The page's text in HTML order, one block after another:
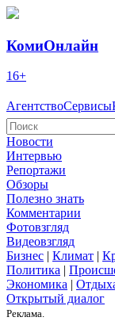
КомиОнлайн
16+
АгентствоСервисы
Новости
Интервью
Репортажи
Обзоры
Полезно знать
Комментарии
Фотовзгляд
Видеовзгляд
Бизнес | Климат |
Политика |
Экономика |
Открытый диалог
Реклама.